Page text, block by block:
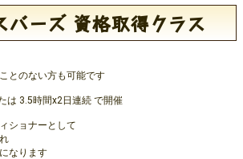
ーズ 資格取得クラス
とのない方も可能です
は 3.5時間x2日連続 で開催
ショナーとして
なります